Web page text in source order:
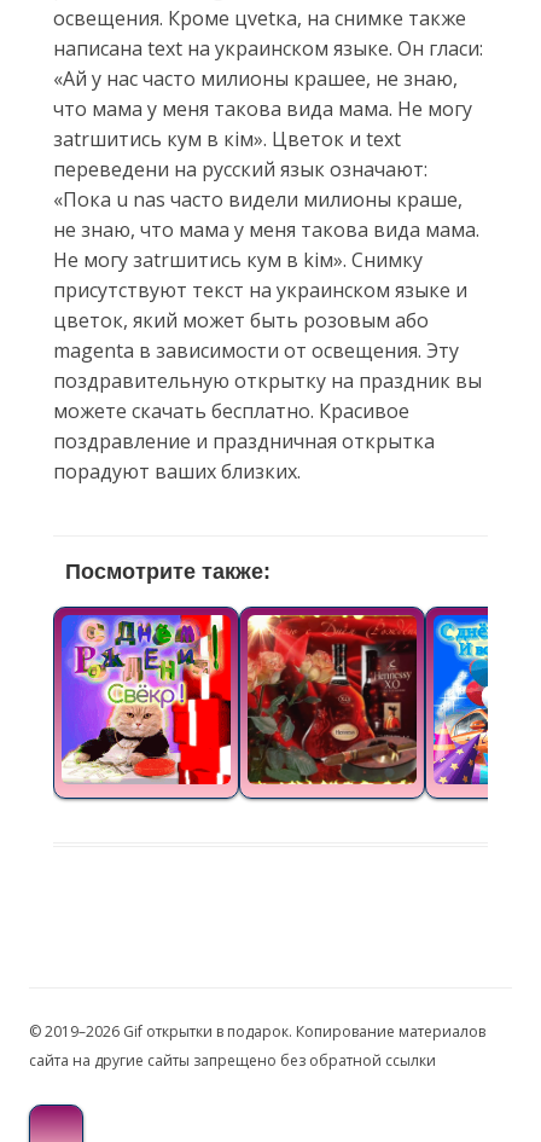
освещения. Кроме цvetка, на снимке также
написана text на украинском языке. Он гласи:
«Ай у нас часто милионы крашее, не знаю,
что мама у меня такова вида мама. Не могу
зatrшитись кyм в кім». Цветок и text
переведени на русский язык означают:
«Пока u nas часто видели милионы краше,
не знаю, что мама у меня такова вида мама.
Не могу зatrшитись кyм в kім». Снимку
присутствуют текст на украинском языке и
цветок, який может быть розовым або
magenta в зависимости от освещения. Эту
поздравительную открытку на праздник вы
можете скачать бесплатно. Красивое
поздравление и праздничная открытка
порадуют ваших близких.
Посмотрите также:
© 2019–2026 Gif открытки в подарок. Копирование материалов
сайта на другие сайты запрещено без обратной ссылки